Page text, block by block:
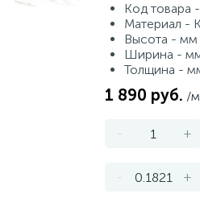
Код товара
Материал -
Высота - мм
Ширина -
Толщина -
1 890 руб. /
- +
- +